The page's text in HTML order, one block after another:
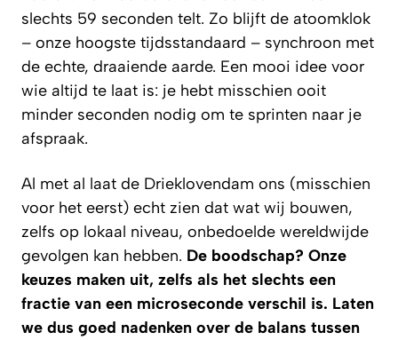
slechts 59 seconden telt. Zo blijft de atoomklok
– onze hoogste tijdsstandaard – synchroon met
de echte, draaiende aarde. Een mooi idee voor
wie altijd te laat is: je hebt misschien ooit
minder seconden nodig om te sprinten naar je
afspraak.
Al met al laat de Drieklovendam ons (misschien
voor het eerst) echt zien dat wat wij bouwen,
zelfs op lokaal niveau, onbedoelde wereldwijde
gevolgen kan hebben. De boodschap? Onze
keuzes maken uit, zelfs als het slechts een
fractie van een microseconde verschil is. Laten
we dus goed nadenken over de balans tussen